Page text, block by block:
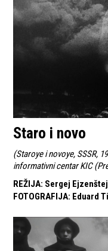
Staro i novo
(Staroye i novoye, SSSR,
informativni centar KIC
REŽIJA: Sergej
FOTOGRAFIJA: Eduard